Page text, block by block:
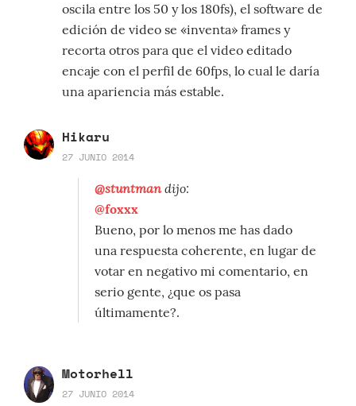
oscila entre los 50 y los 180fs), el software de
edición de video se «inventa» frames y
recorta otros para que el video editado
encaje con el perfil de 60fps, lo cual le daría
una apariencia más estable.
Hikaru
27 JUNIO 2014
@stuntmandijo:
@foxxx
Bueno, por lo menos me has dado
una respuesta coherente, en lugar de
votar en negativo mi comentario, en
serio gente, ¿que os pasa
últimamente?.
Motorhell
27 JUNIO 2014